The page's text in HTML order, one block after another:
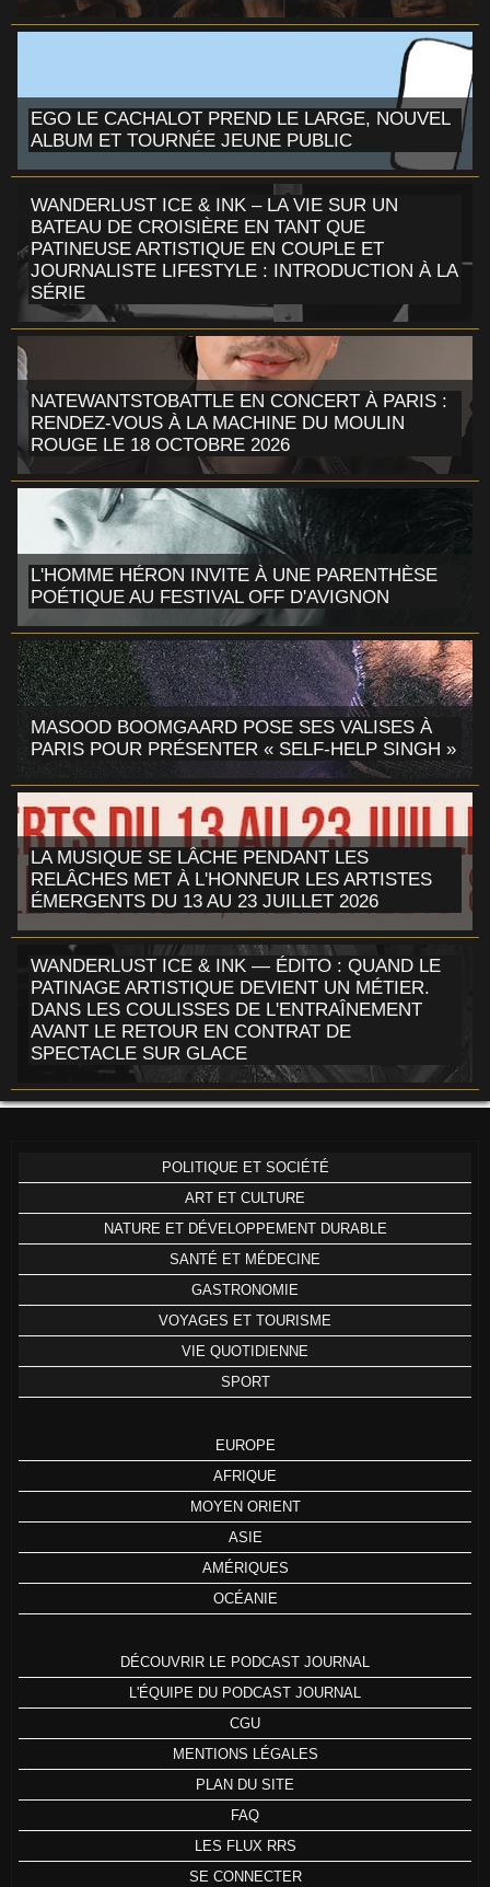
EGO LE CACHALOT PREND LE LARGE, NOUVEL
ALBUM ET TOURNÉE JEUNE PUBLIC
WANDERLUST ICE & INK – LA VIE SUR UN
BATEAU DE CROISIÈRE EN TANT QUE
PATINEUSE ARTISTIQUE EN COUPLE ET
JOURNALISTE LIFESTYLE : INTRODUCTION À LA
SÉRIE
NATEWANTSTOBATTLE EN CONCERT À PARIS :
RENDEZ-VOUS À LA MACHINE DU MOULIN
ROUGE LE 18 OCTOBRE 2026
L'HOMME HÉRON INVITE À UNE PARENTHÈSE
POÉTIQUE AU FESTIVAL OFF D'AVIGNON
MASOOD BOOMGAARD POSE SES VALISES À
PARIS POUR PRÉSENTER « SELF-HELP SINGH »
LA MUSIQUE SE LÂCHE PENDANT LES
RELÂCHES MET À L'HONNEUR LES ARTISTES
ÉMERGENTS DU 13 AU 23 JUILLET 2026
WANDERLUST ICE & INK — ÉDITO : QUAND LE
PATINAGE ARTISTIQUE DEVIENT UN MÉTIER.
DANS LES COULISSES DE L'ENTRAÎNEMENT
AVANT LE RETOUR EN CONTRAT DE
SPECTACLE SUR GLACE
POLITIQUE ET SOCIÉTÉ
ART ET CULTURE
NATURE ET DÉVELOPPEMENT DURABLE
SANTÉ ET MÉDECINE
GASTRONOMIE
VOYAGES ET TOURISME
VIE QUOTIDIENNE
SPORT
EUROPE
AFRIQUE
MOYEN ORIENT
ASIE
AMÉRIQUES
OCÉANIE
DÉCOUVRIR LE PODCAST JOURNAL
L'ÉQUIPE DU PODCAST JOURNAL
CGU
MENTIONS LÉGALES
PLAN DU SITE
FAQ
LES FLUX RRS
SE CONNECTER